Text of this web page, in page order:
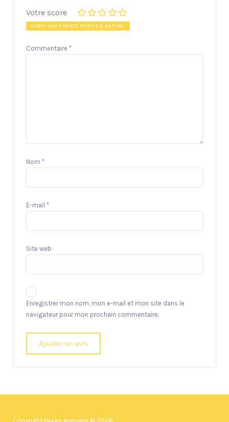
Votre score
OOPS! YOU FORGOT TO GIVE A RATING.
Commentaire *
Nom *
E-mail *
Site web
Enregistrer mon nom, mon e-mail et mon site dans le
navigateur pour mon prochain commentaire.